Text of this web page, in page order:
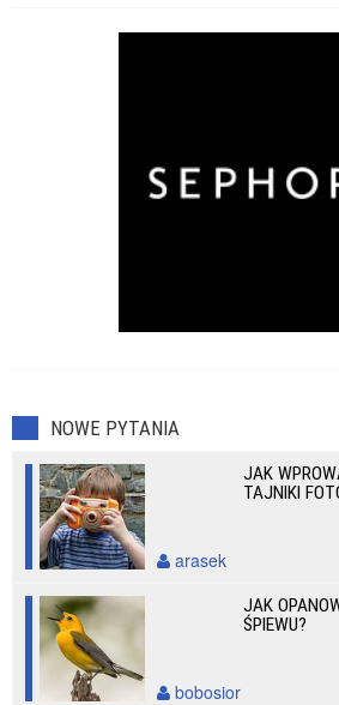
NOWE PYTANIA
JAK
TAJNIKI
arasek
JAK
ŚPIEWU?
bobosior